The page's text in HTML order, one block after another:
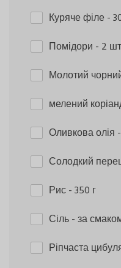
Куряче філе-
Помідори - 2
Молотий
мелений
Оливкова олія
Солодкий
Рис- 350 г
Сіль- за
Ріпчаста